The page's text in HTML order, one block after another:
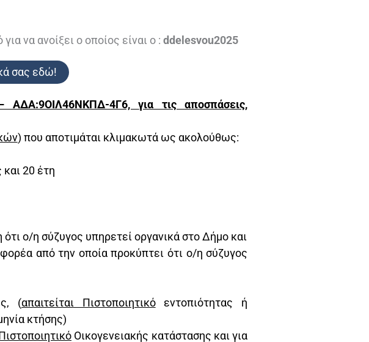
να ανοίξει ο οποίος είναι ο : ddelesvou2025
σας εδώ!
ΑΔΑ:9ΟΙΛ46ΝΚΠΔ-4Γ6,για τις αποσπάσεις,
) που αποτιμάται κλιμακωτά ως ακολούθως:
20 έτη
ότι ο/η σύζυγος υπηρετεί οργανικά στο Δήμο και
από την οποία προκύπτει ότι ο/η σύζυγος
(απαιτείται Πιστοποιητικόεντοπιότητας ή
κτήσης)
Οικογενειακής κατάστασης και για